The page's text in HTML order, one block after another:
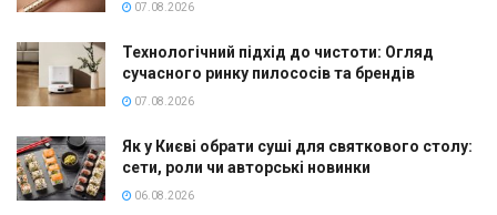
07.08.2026
Технологічний підхід до чистоти: Огляд
сучасного ринку пилососів та брендів
07.08.2026
Як у Києві обрати суші для святкового столу:
сети, роли чи авторські новинки
06.08.2026